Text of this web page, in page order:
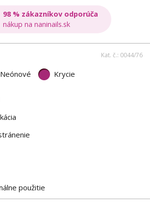
98 % zákazníkov odporúča
nákup na naninails.sk
Kat. č.: 0044/76
Neónové Krycie
použitie